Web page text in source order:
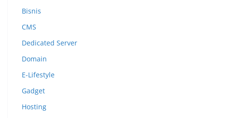
Bisnis
CMS
Dedicated Server
Domain
E-Lifestyle
Gadget
Hosting